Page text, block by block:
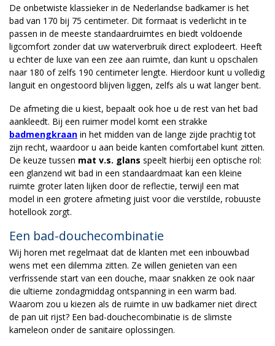
De onbetwiste klassieker in de Nederlandse badkamer is het
bad van 170 bij 75 centimeter. Dit formaat is vederlicht in te
passen in de meeste standaardruimtes en biedt voldoende
ligcomfort zonder dat uw waterverbruik direct explodeert. Heeft
u echter de luxe van een zee aan ruimte, dan kunt u opschalen
naar 180 of zelfs 190 centimeter lengte. Hierdoor kunt u volledig
languit en ongestoord blijven liggen, zelfs als u wat langer bent.
De afmeting die u kiest, bepaalt ook hoe u de rest van het bad
aankleedt. Bij een ruimer model komt een strakke
badmengkraan in het midden van de lange zijde prachtig tot
zijn recht, waardoor u aan beide kanten comfortabel kunt zitten.
De keuze tussen mat v.s. glans speelt hierbij een optische rol:
een glanzend wit bad in een standaardmaat kan een kleine
ruimte groter laten lijken door de reflectie, terwijl een mat
model in een grotere afmeting juist voor die verstilde, robuuste
hotellook zorgt.
Een bad-douchecombinatie
Wij horen met regelmaat dat de klanten met een inbouwbad
wens met een dilemma zitten. Ze willen genieten van een
verfrissende start van een douche, maar snakken ze ook naar
die ultieme zondagmiddag ontspanning in een warm bad.
Waarom zou u kiezen als de ruimte in uw badkamer niet direct
de pan uit rijst? Een bad-douchecombinatie is de slimste
kameleon onder de sanitaire oplossingen.